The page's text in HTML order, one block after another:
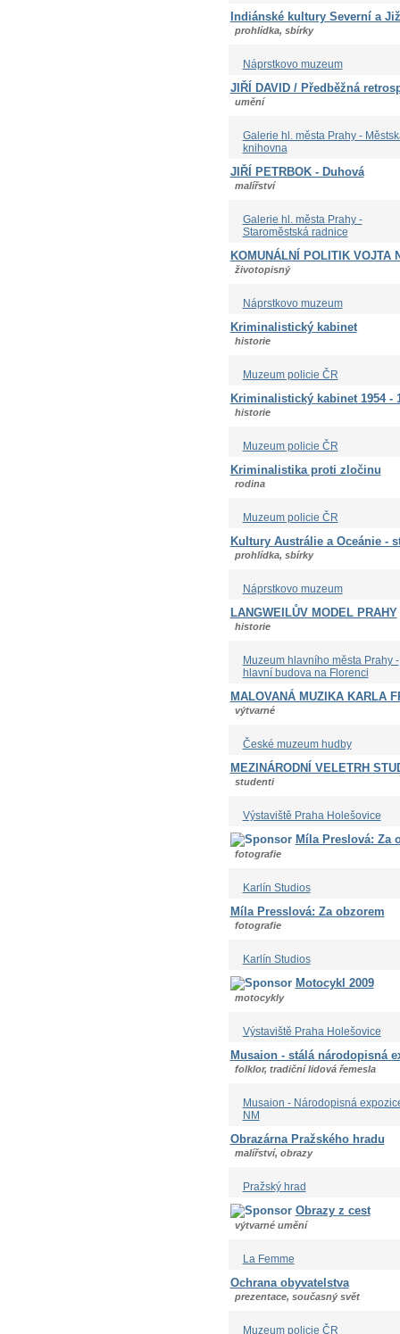
Indiánské kultury Severní a
prohlídka, sbírky
Náprstkovo muzeum
JIŘÍ DAVID / Předběžná
umění
Galerie hl. města Prahy -
knihovna
JIŘÍ PETRBOK - Duhová
malířství
Galerie hl. města Prahy -
Staroměstská radnice
KOMUNÁLNÍ POLITIK VOJTA
životopisný
Náprstkovo muzeum
Kriminalistický kabinet
historie
Muzeum policie ČR
Kriminalistický kabinet 1954 -
historie
Muzeum policie ČR
Kriminalistika proti zločinu
rodina
Muzeum policie ČR
Kultury Austrálie a Oceánie -
prohlídka, sbírky
Náprstkovo muzeum
LANGWEILŮV MODEL PRAHY
historie
Muzeum hlavního města Prahy -
hlavní budova na Florenci
MALOVANÁ MUZIKA KARLA
výtvarné
České muzeum hudby
MEZINÁRODNÍ VELETRH
studenti
Výstaviště Praha Holešovice
Míla Preslová: Za
fotografie
Karlín Studios
Míla Presslová: Za obzorem
fotografie
Karlín Studios
Motocykl 2009
motocykly
Výstaviště Praha Holešovice
Musaion - stálá národopisná
folklor, tradiční lidová řemesla
Musaion - Národopisná
NM
Obrazárna Pražského hradu
malířství, obrazy
Pražský hrad
Obrazy z cest
výtvarné umění
La Femme
Ochrana obyvatelstva
prezentace, současný svět
Muzeum policie ČR